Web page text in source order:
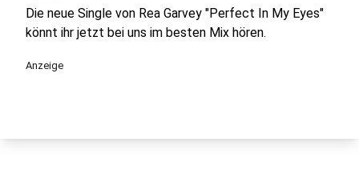
Die neue Single von Rea Garvey "Perfect In My Eyes"
könnt ihr jetzt bei uns im besten Mix hören.
Anzeige